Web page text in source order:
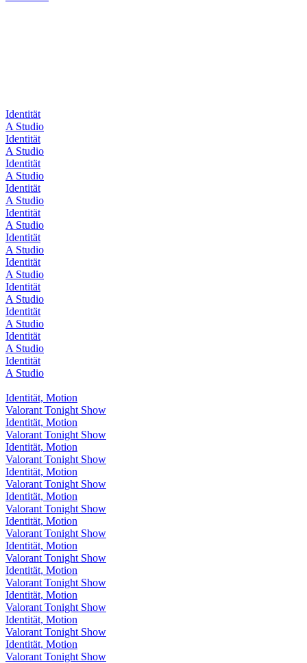
Identität
A Studio
Identität
A Studio
Identität
A Studio
Identität
A Studio
Identität
A Studio
Identität
A Studio
Identität
A Studio
Identität
A Studio
Identität
A Studio
Identität
A Studio
Identität
A Studio
Identität, Motion
Valorant Tonight Show
Identität, Motion
Valorant Tonight Show
Identität, Motion
Valorant Tonight Show
Identität, Motion
Valorant Tonight Show
Identität, Motion
Valorant Tonight Show
Identität, Motion
Valorant Tonight Show
Identität, Motion
Valorant Tonight Show
Identität, Motion
Valorant Tonight Show
Identität, Motion
Valorant Tonight Show
Identität, Motion
Valorant Tonight Show
Identität, Motion
Valorant Tonight Show